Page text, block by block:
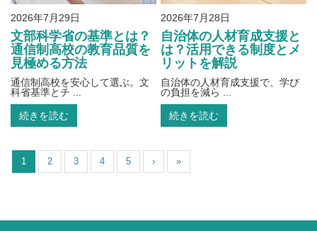
2026年7月29日
文部科学省の基準とは？
通信制高校の教育品質を
見極める方法
通信制高校を安心して選ぶ。文
科省基準とチ ...
続きを読む
2026年7月28日
自治体の人材育成支援と
は？活用できる制度とメ
リットを解説
自治体の人材育成支援で、学び
の負担を減ら ...
続きを読む
1 2 3 4 5 › »